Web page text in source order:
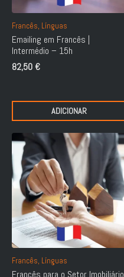
Francês, Línguas
Emailing em Francês |
Intermédio – 15h
82,50 €
ADICIONAR
Francês, Línguas